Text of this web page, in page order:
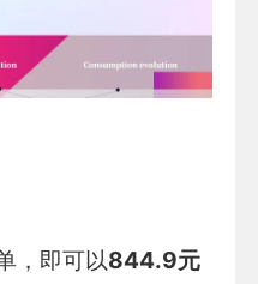
，即可以844.9元